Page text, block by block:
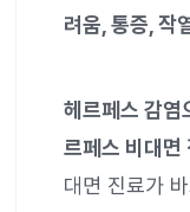
려움, 통증, 작
헤르페스 감염
르페스 비대면
대면 진료가